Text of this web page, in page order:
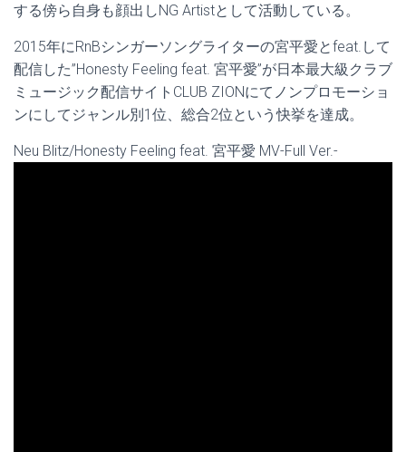
する傍ら自身も顔出しNG Artistとして活動している。
2015年にRnBシンガーソングライターの宮平愛とfeat.して
配信した”Honesty Feeling feat. 宮平愛”が日本最大級クラブ
ミュージック配信サイトCLUB ZIONにてノンプロモーショ
ンにしてジャンル別1位、総合2位という快挙を達成。
Neu Blitz/Honesty Feeling feat. 宮平愛 MV-Full Ver.-